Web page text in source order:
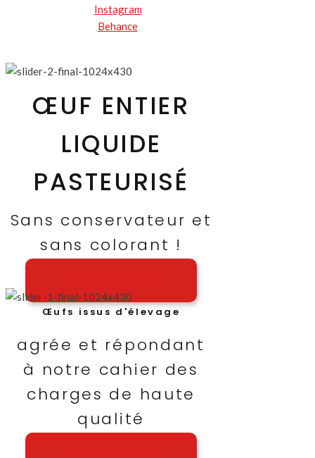
Instagram
Behance
ŒUF ENTIER
LIQUIDE
PASTEURISÉ
Sans conservateur et
sans colorant !
Œufs issus d'élevage
agrée et répondant
à notre cahier des
charges de haute
qualité